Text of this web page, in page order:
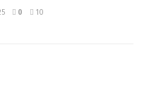
0 10